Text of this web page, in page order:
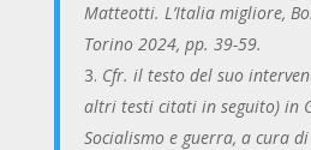
Matteotti. L’Italia migliore,
Torino 2024, pp. 39-59.
Cfr. il testo del suo
altri testi citati in seguito) in
Socialismo e guerra, a cura